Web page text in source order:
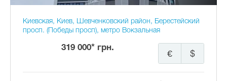
Киевская, Киев, Шевченковский район, Берестейский
просп. (Победы просп), метро Вокзальная
319 000* грн.
$
€